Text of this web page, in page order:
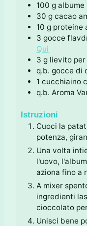
100 g albume
30 g cacao
10 g proteine
3 gocce
Qui
3 g lievito
q.b. gocce di
1 cucchiaino
q.b. Aroma
Istruzioni
Cuoci la
potenza,
Una volta
l'uovo,
aziona fino a
A mixer
ingredienti
cioccolato
Unisci bene